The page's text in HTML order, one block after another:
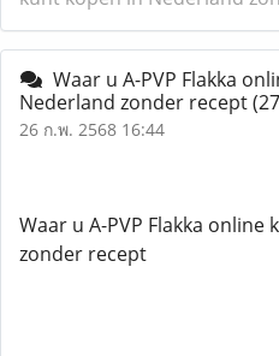
Waar u A-PVP Flakka
Nederland zonder recept
26 ก.พ. 2568 16:44
Waar u A-PVP Flakka
zonder recept